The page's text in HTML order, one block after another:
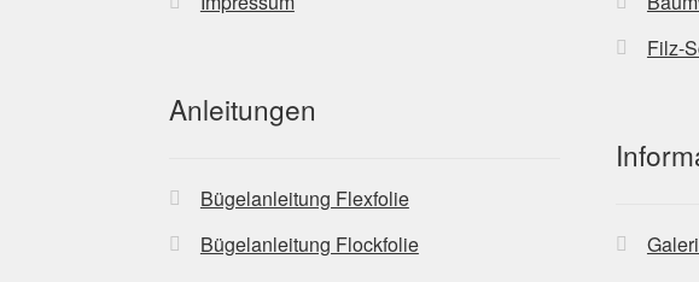
Anleitungen
Bügelanleitung Flexfolie
Bügelanleitung Flockfolie
Filz-